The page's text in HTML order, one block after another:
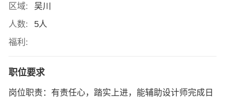
区域:
吴川
人数:
5人
福利:
职位要求
岗位职责：有责任心，踏实上进，能辅助设计师完成日